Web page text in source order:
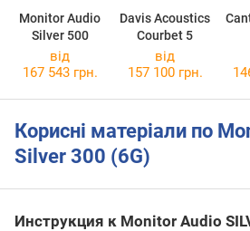
Monitor Audio
Silver 500
Davis Acoustics
Courbet 5
від
167 543 грн.
від
157 100 грн.
Корисні матеріали по
Silver 300 (6G)
Инструкция к Monitor Audio